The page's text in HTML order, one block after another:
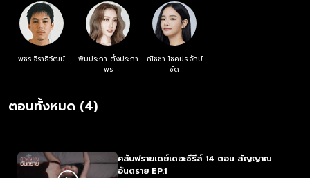
พชร จิราธิวัฒน์
พิมประภา ตั้งประภา
พร
ณิชชา โชคประจักษ์
ชัด
ตอนทั้งหมด (4)
คลับฟรายเดย์เดอะซีรีส์ 14 ตอน สัญญาณ
อันตราย EP.1